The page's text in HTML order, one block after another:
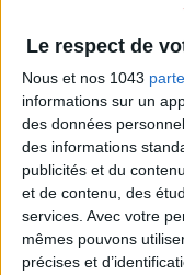
Le respect de
Nous et nos 1043
informations sur un
des données
des informations
publicités et du
et de contenu, des
services. Avec votre
mêmes pouvons
précises et
LES MEILLEURS